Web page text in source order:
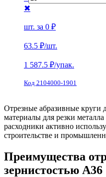
✖
шт. за 0 ₽
63.5 ₽/шт.
1 587.5 ₽/упак.
Код 2104000-1901
Отрезные абразивные круги
материалы для резки
расходники активно
строительстве и
Преимущества
зернистостью А36